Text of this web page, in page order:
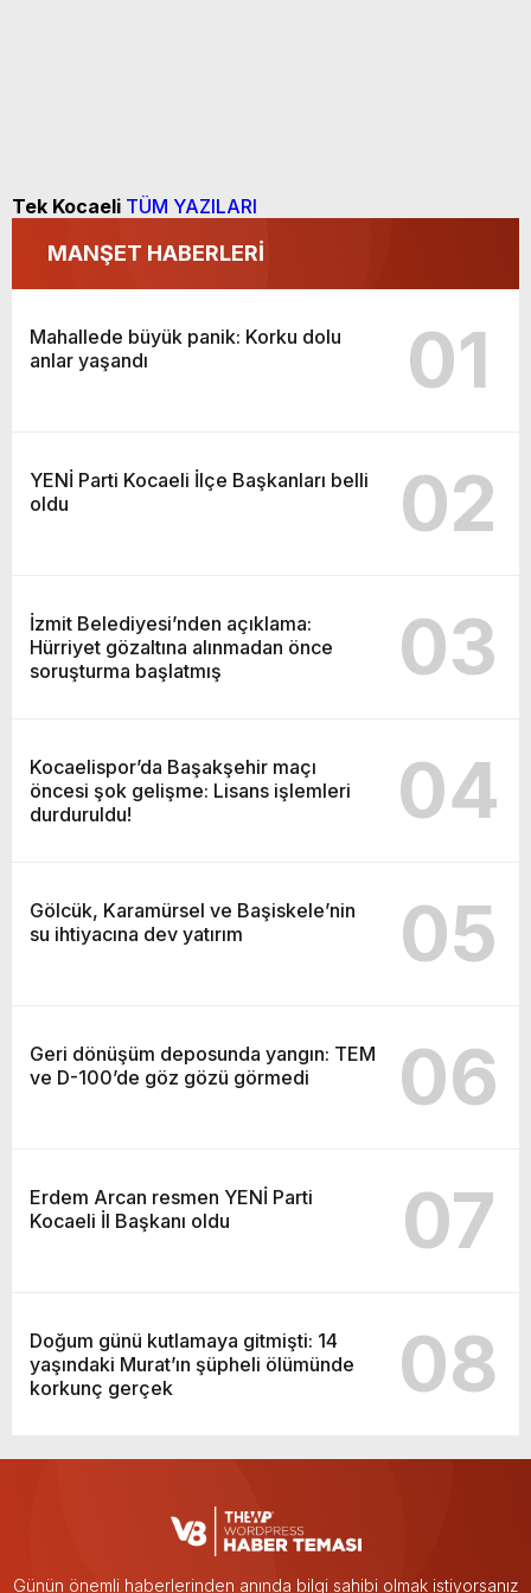
Tek Kocaeli TÜM YAZILARI
MANŞET HABERLERİ
Mahallede büyük panik: Korku dolu
anlar yaşandı
01
YENİ Parti Kocaeli İlçe Başkanları belli
oldu
02
İzmit Belediyesi’nden açıklama:
Hürriyet gözaltına alınmadan önce
soruşturma başlatmış
03
Kocaelispor’da Başakşehir maçı
öncesi şok gelişme: Lisans işlemleri
durduruldu!
04
Gölcük, Karamürsel ve Başiskele’nin
su ihtiyacına dev yatırım
05
Geri dönüşüm deposunda yangın: TEM
ve D-100’de göz gözü görmedi
06
Erdem Arcan resmen YENİ Parti
Kocaeli İl Başkanı oldu
07
Doğum günü kutlamaya gitmişti: 14
yaşındaki Murat’ın şüpheli ölümünde
korkunç gerçek
08
Günün önemli haberlerinden anında bilgi sahibi olmak istiyorsanız